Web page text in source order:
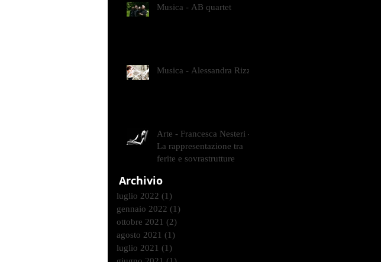
Musica - AB quartet
Musica - Alessandra Rizzo
Arte - Francesca Nesteri -
La rappresentazione tra
ferite e sovrastrutture
Archivio
luglio 2022 (1)
gennaio 2022 (1)
ottobre 2021 (2)
agosto 2021 (1)
luglio 2021 (1)